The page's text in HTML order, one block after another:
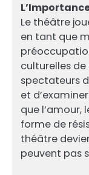
Le théâtre
en tant que
culturelles
spectateurs
et
que l’amour,
forme de
théâtre
peuvent pas